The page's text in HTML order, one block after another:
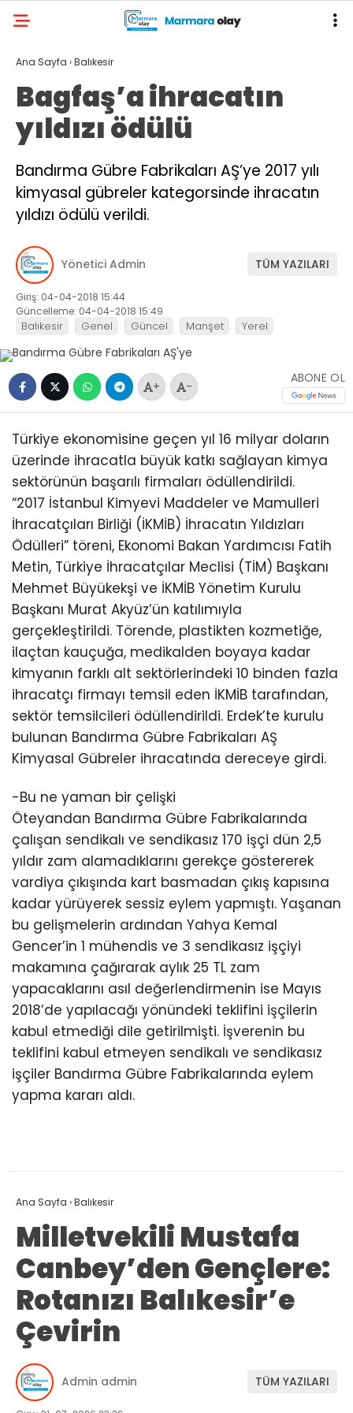
Ana Sayfa ›Balıkesir
Bagfaş’a ihracatın
yıldızı ödülü
Bandırma Gübre Fabrikaları AŞ’ye 2017 yılı
kimyasal gübreler kategorsinde ihracatın
yıldızı ödülü verildi.
Yönetici Admin TÜM YAZILARI
Giriş: 04-04-2018 15:44
Güncelleme: 04-04-2018 15:49
Balıkesir Genel Güncel Manşet Yerel
+ -
ABONE OL
Türkiye ekonomisine geçen yıl 16 milyar doların
üzerinde ihracatla büyük katkı sağlayan kimya
sektörünün başarılı firmaları ödüllendirildi.
“2017 İstanbul Kimyevi Maddeler ve Mamulleri
İhracatçıları Birliği (İKMİB) İhracatın Yıldızları
Ödülleri” töreni, Ekonomi Bakan Yardımcısı Fatih
Metin, Türkiye İhracatçılar Meclisi (TİM) Başkanı
Mehmet Büyükekşi ve İKMİB Yönetim Kurulu
Başkanı Murat Akyüz’ün katılımıyla
gerçekleştirildi. Törende, plastikten kozmetiğe,
ilaçtan kauçuğa, medikalden boyaya kadar
kimyanın farklı alt sektörlerindeki 10 binden fazla
ihracatçı firmayı temsil eden İKMİB tarafından,
sektör temsilcileri ödüllendirildi. Erdek’te kurulu
bulunan Bandırma Gübre Fabrikaları AŞ
Kimyasal Gübreler ihracatında dereceye girdi.
-Bu ne yaman bir çelişki
Öteyandan Bandırma Gübre Fabrikalarında
çalışan sendikalı ve sendikasız 170 işçi dün 2,5
yıldır zam alamadıklarını gerekçe göstererek
vardiya çıkışında kart basmadan çıkış kapısına
kadar yürüyerek sessiz eylem yapmıştı. Yaşanan
bu gelişmelerin ardından Yahya Kemal
Gencer’in 1 mühendis ve 3 sendikasız işçiyi
makamına çağırarak aylık 25 TL zam
yapacaklarını asıl değerlendirmenin ise Mayıs
2018’de yapılacağı yönündeki teklifini işçilerin
kabul etmediği dile getirilmişti. İşverenin bu
teklifini kabul etmeyen sendikalı ve sendikasız
işçiler Bandırma Gübre Fabrikalarında eylem
yapma kararı aldı.
Ana Sayfa ›Balıkesir
Milletvekili Mustafa
Canbey’den Gençlere:
Rotanızı Balıkesir’e
Çevirin
Admin admin TÜM YAZILARI